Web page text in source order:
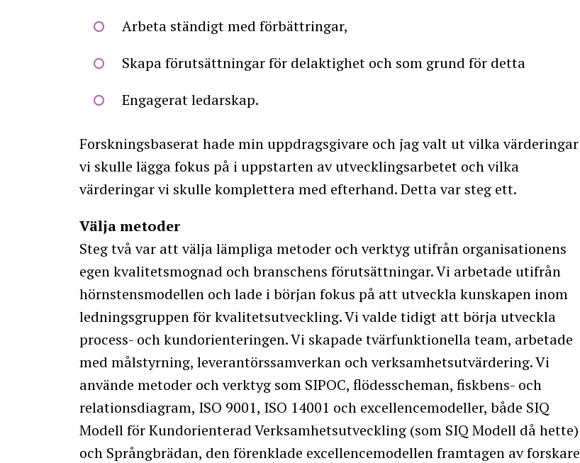
Arbeta ständigt med förbättringar,
Skapa förutsättningar för delaktighet och som grund för detta
Engagerat ledarskap.
Forskningsbaserat hade min uppdragsgivare och jag valt ut vilka värderingar
vi skulle lägga fokus på i uppstarten av utvecklingsarbetet och vilka
värderingar vi skulle komplettera med efterhand. Detta var steg ett.
Välja metoder
Steg två var att välja lämpliga metoder och verktyg utifrån organisationens
egen kvalitetsmognad och branschens förutsättningar. Vi arbetade utifrån
hörnstensmodellen och lade i början fokus på att utveckla kunskapen inom
ledningsgruppen för kvalitetsutveckling. Vi valde tidigt att börja utveckla
process- och kundorienteringen. Vi skapade tvärfunktionella team, arbetade
med målstyrning, leverantörssamverkan och verksamhetsutvärdering. Vi
använde metoder och verktyg som SIPOC, flödesscheman, fiskbens- och
relationsdiagram, ISO 9001, ISO 14001 och excellencemodeller, både SIQ
Modell för Kundorienterad Verksamhetsutveckling (som SIQ Modell då hette)
och Språngbrädan, den förenklade excellencemodellen framtagen av forskare